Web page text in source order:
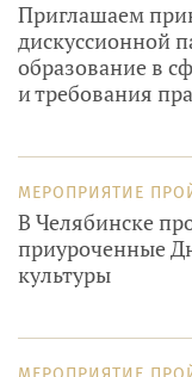
Приглашаем
дискуссионной
образование в
и требования
МЕРОПРИЯТИЕ
В Челябинске
приуроченные
культуры